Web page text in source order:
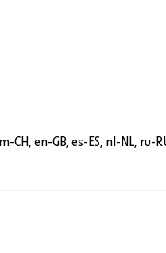
en-GB, es-ES, nl-NL, ru-